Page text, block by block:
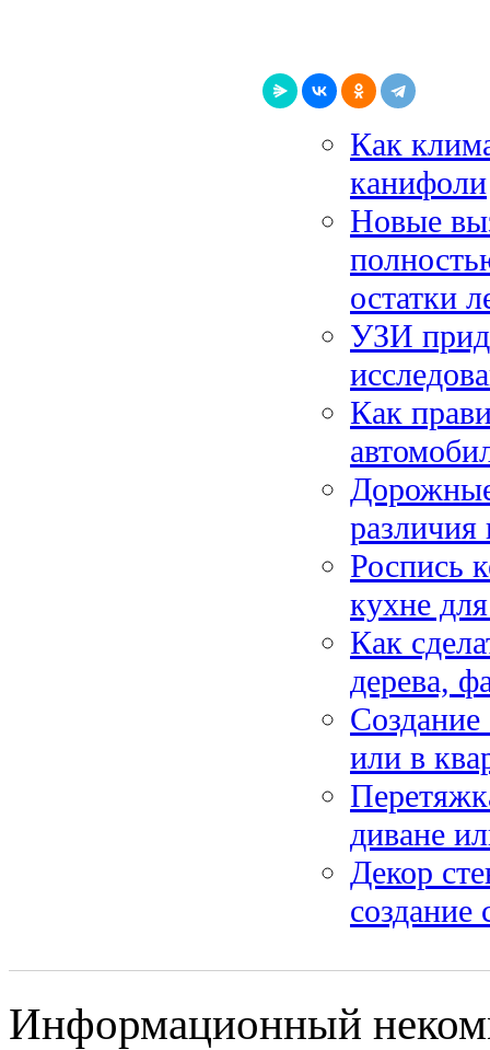
Как
канифоли
Новые
остатки
УЗИ
Как
Роспись
кухне
Как
дерева,
Создание
или в
диване
Декор
Информационный